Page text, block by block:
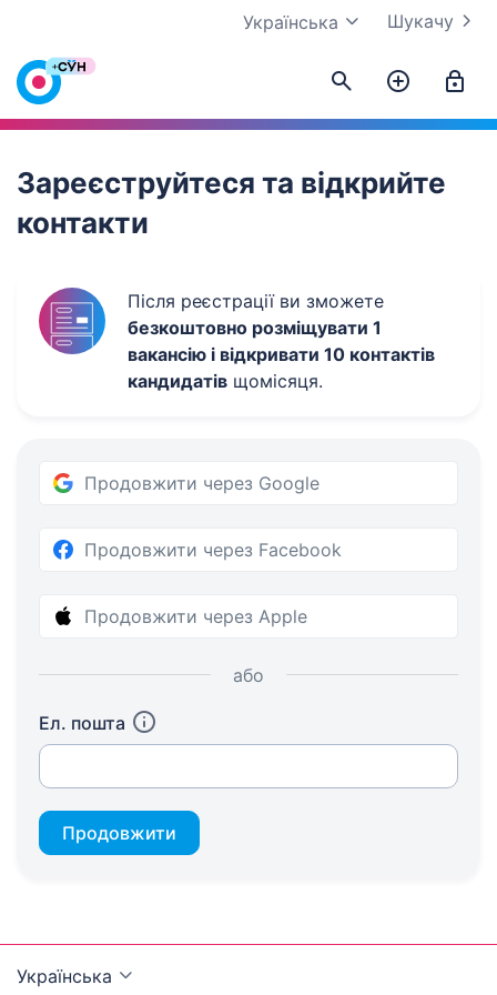
Шукачу
Українська
Work.ua
Зареєструйтеся та відкрийте
контакти
Після реєстрації ви зможете
безкоштовно розміщувати 1
вакансію і відкривати 10 контактів
кандидатів щомісяця.
Продовжити через Google
Продовжити через Facebook
Продовжити через Apple
або
Ел. пошта
Продовжити
Українська